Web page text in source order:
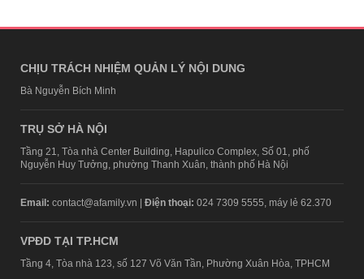
CHỊU TRÁCH NHIỆM QUẢN LÝ NỘI DUNG
Bà Nguyễn Bích Minh
TRỤ SỞ HÀ NỘI
Tầng 21, Tòa nhà Center Building, Hapulico Complex, Số 01, phố
Nguyễn Huy Tưởng, phường Thanh Xuân, thành phố Hà Nội
Email: contact@afamily.vn | Điện thoại: 024 7309 5555, máy lẻ 62.370
VPĐD TẠI TP.HCM
Tầng 4, Tòa nhà 123, số 127 Võ Văn Tần, Phường Xuân Hòa, TPHCM